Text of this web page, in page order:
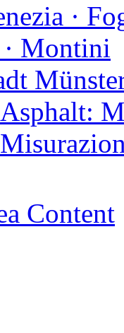
·
Montini
Content